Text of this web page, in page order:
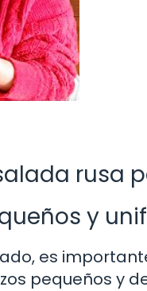
rusa
y
es
pequeños y